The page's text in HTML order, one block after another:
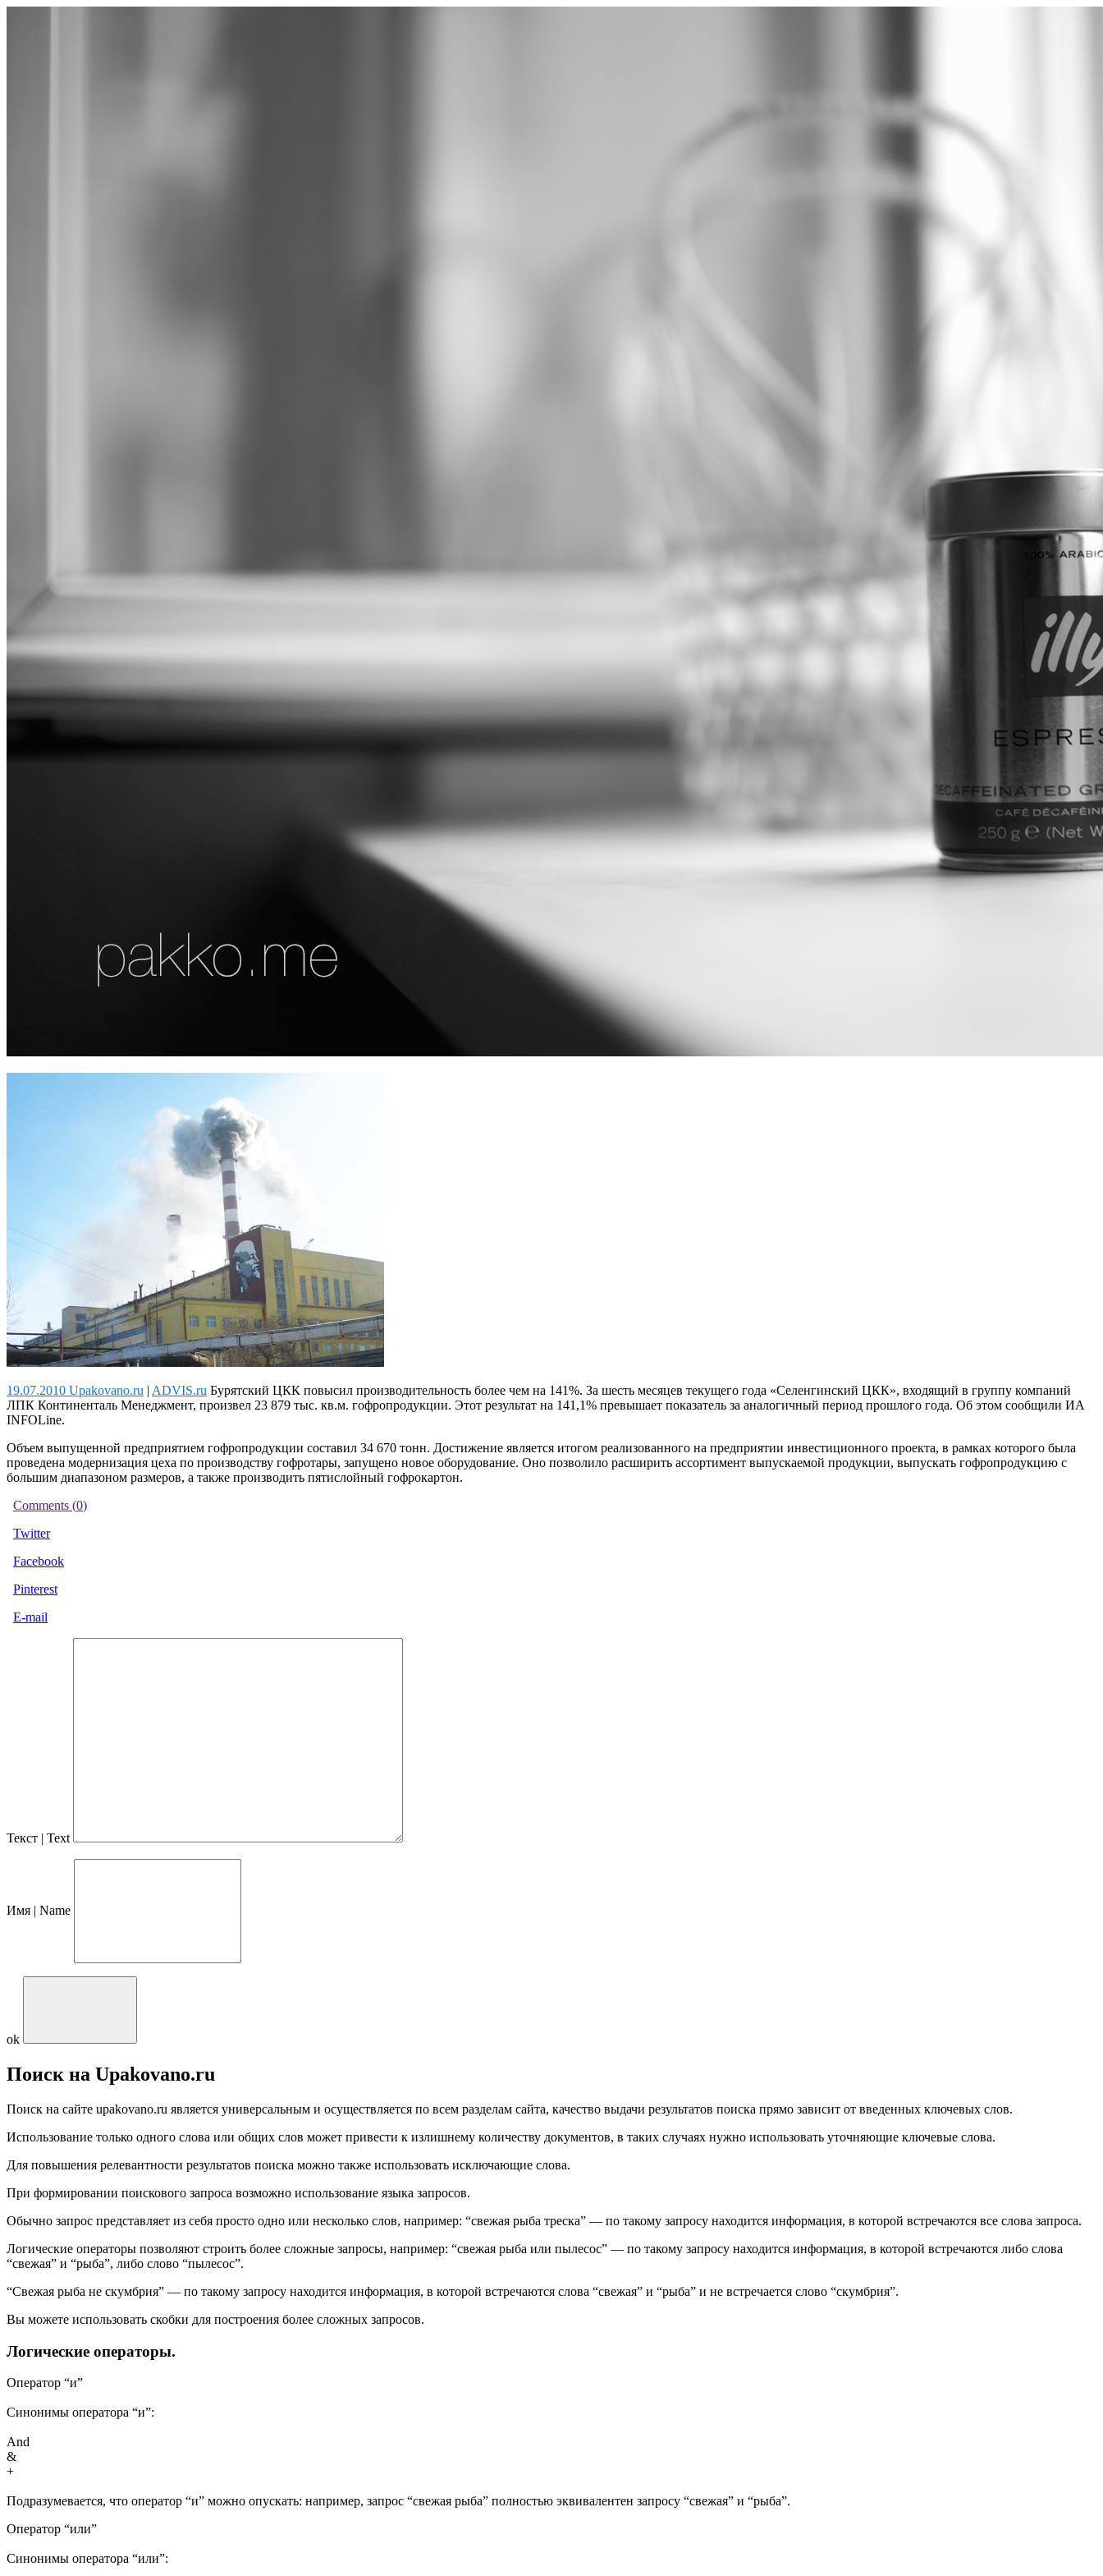
19.07.2010 Upakovano.ru | ADVIS.ru Бурятский ЦКК повысил производительность более чем на 141%. За шесть месяцев текущего года «Селенгинский ЦКК», входящий в группу компаний
ЛПК Континенталь Менеджмент, произвел 23 879 тыс. кв.м. гофропродукции. Этот результат на 141,1% превышает показатель за аналогичный период прошлого года. Об этом сообщили ИА
INFOLine.
Объем выпущенной предприятием гофропродукции составил 34 670 тонн. Достижение является итогом реализованного на предприятии инвестиционного проекта, в рамках которого была
проведена модернизация цеха по производству гофротары, запущено новое оборудование. Оно позволило расширить ассортимент выпускаемой продукции, выпускать гофропродукцию с
большим диапазоном размеров, а также производить пятислойный гофрокартон.
Comments (0)
Twitter
Facebook
Pinterest
E-mail
Текст | Text
Имя | Name
ok
Поиск на Upakovano.ru
Поиск на сайте upakovano.ru является универсальным и осуществляется по всем разделам сайта, качество выдачи результатов поиска прямо зависит от введенных ключевых слов.
Использование только одного слова или общих слов может привести к излишнему количеству документов, в таких случаях нужно использовать уточняющие ключевые слова.
Для повышения релевантности результатов поиска можно также использовать исключающие слова.
При формировании поискового запроса возможно использование языка запросов.
Обычно запрос представляет из себя просто одно или несколько слов, например: “свежая рыба треска” — по такому запросу находится информация, в которой встречаются все слова запроса.
Логические операторы позволяют строить более сложные запросы, например: “свежая рыба или пылесос” — по такому запросу находится информация, в которой встречаются либо слова
“свежая” и “рыба”, либо слово “пылесос”.
“Свежая рыба не скумбрия” — по такому запросу находится информация, в которой встречаются слова “свежая” и “рыба” и не встречается слово “скумбрия”.
Вы можете использовать скобки для построения более сложных запросов.
Логические операторы.
Оператор “и”
Синонимы оператора “и”:
And
&
+
Подразумевается, что оператор “и” можно опускать: например, запрос “свежая рыба” полностью эквивалентен запросу “свежая” и “рыба”.
Оператор “или”
Синонимы оператора “или”: